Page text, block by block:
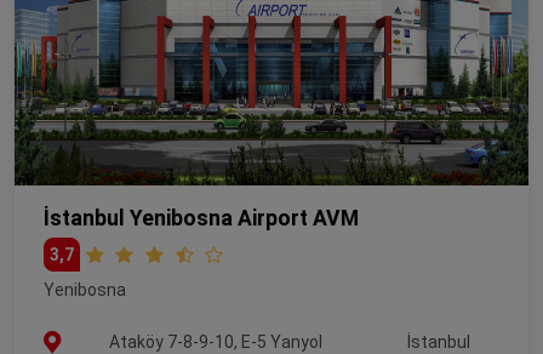
İstanbul Yenibosna Airport AVM
3,7
Yenibosna
Ataköy 7-8-9-10, E-5 Yanyol
İstanbul